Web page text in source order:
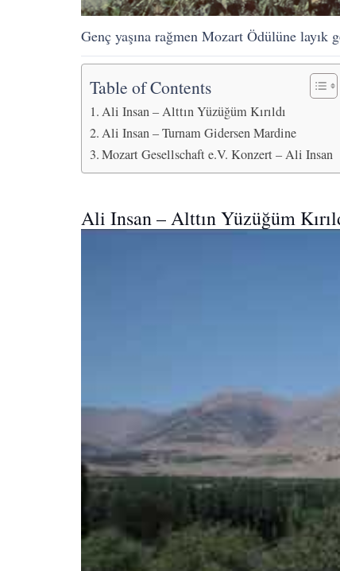
Genç yaşına rağmen Mozart Ödülüne
Table of Contents
Ali Insan – Alttın Yüzüğüm Kırıldı
Ali Insan – Turnam Gidersen Mardine
Mozart Gesellschaft e.V. Konzert – Ali Insan
Ali Insan – Alttın Yüzüğüm